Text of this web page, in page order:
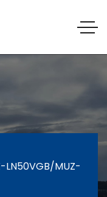
LN50VGB/MUZ-